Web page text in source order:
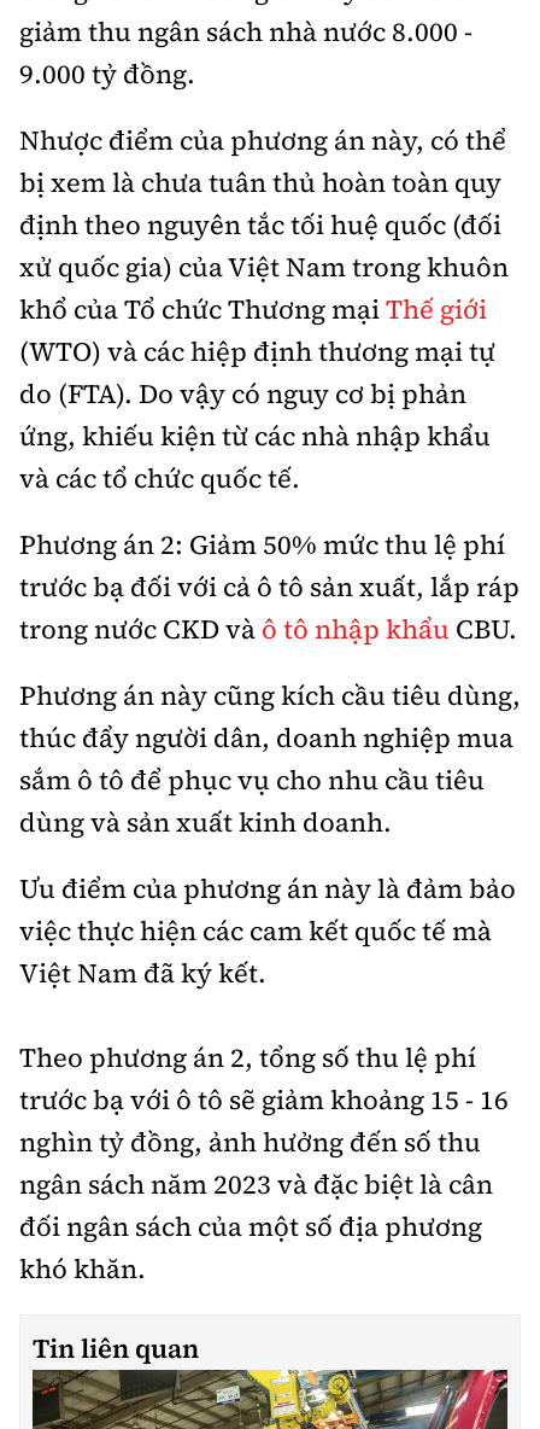
giảm thu ngân sách nhà nước 8.000 -
9.000 tỷ đồng.
Nhược điểm của phương án này, có thể
bị xem là chưa tuân thủ hoàn toàn quy
định theo nguyên tắc tối huệ quốc (đối
xử quốc gia) của Việt Nam trong khuôn
khổ của Tổ chức Thương mạiThế giới
(WTO) và các hiệp định thương mại tự
do (FTA). Do vậy có nguy cơ bị phản
ứng, khiếu kiện từ các nhà nhập khẩu
và các tổ chức quốc tế.
Phương án 2: Giảm 50% mức thu lệ phí
trước bạ đối với cả ô tô sản xuất, lắp ráp
trong nước CKD và ô tô nhập khẩu CBU.
Phương án này cũng kích cầu tiêu dùng,
thúc đẩy người dân, doanh nghiệp mua
sắm ô tô để phục vụ cho nhu cầu tiêu
dùng và sản xuất kinh doanh.
Ưu điểm của phương án này là đảm bảo
việc thực hiện các cam kết quốc tế mà
Việt Nam đã ký kết.
Theo phương án 2, tổng số thu lệ phí
trước bạ với ô tô sẽ giảm khoảng 15 - 16
nghìn tỷ đồng, ảnh hưởng đến số thu
ngân sách năm 2023 và đặc biệt là cân
đối ngân sách của một số địa phương
khó khăn.
Tin liên quan